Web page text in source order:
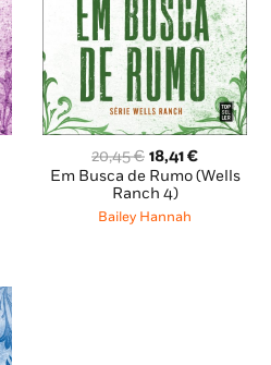
20,45€ O
preço
original
era:
18,41€O
preço
Em Busca de Rumo (Wells
Ranch 4)
Bailey Hannah